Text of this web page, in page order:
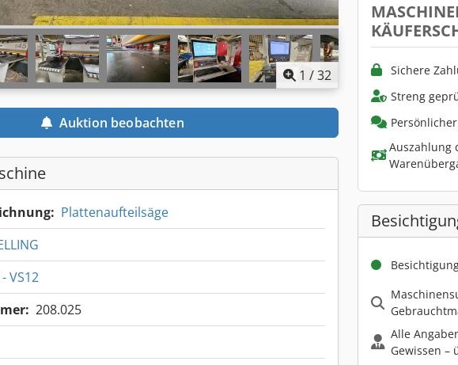
1 /32
Auktion beobachten
Plattenaufteilsäge
VS12
208.025
Sichere
Streng
Auszahlung
Alle
Gewissen –